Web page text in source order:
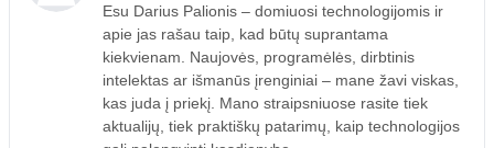
Esu Darius Palionis – domiuosi technologijomis ir
apie jas rašau taip, kad būtų suprantama
kiekvienam. Naujovės, programėlės, dirbtinis
intelektas ar išmanūs įrenginiai – mane žavi viskas,
kas juda į priekį. Mano straipsniuose rasite tiek
aktualijų, tiek praktiškų patarimų, kaip technologijos